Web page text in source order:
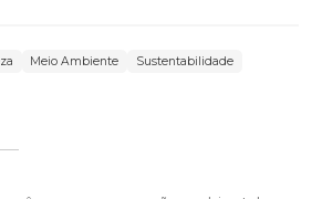
Meio Ambiente
Sustentabilidade